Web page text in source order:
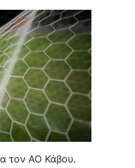
τον ΑΟ Κάβου.